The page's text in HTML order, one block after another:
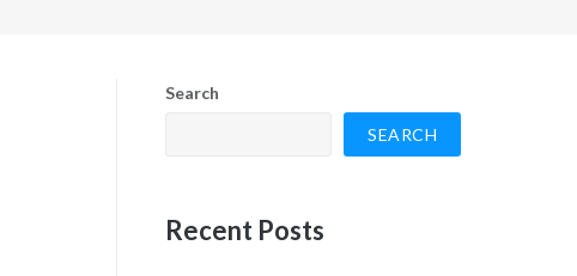
Search
SEARCH
Recent Posts